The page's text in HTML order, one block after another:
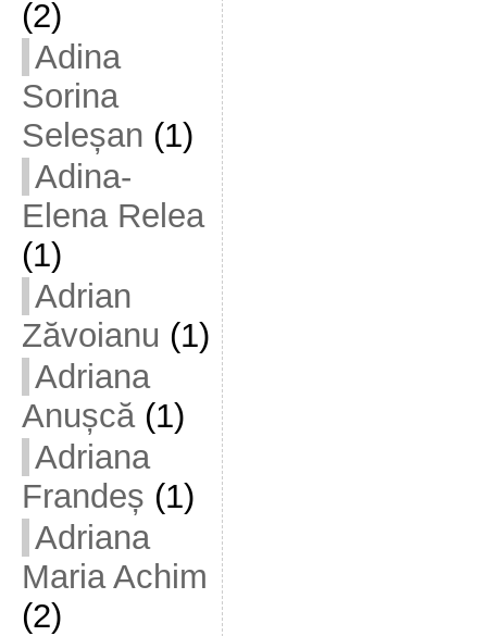
(2)
Adina
Sorina
Seleșan (1)
Adina-
Elena Relea
(1)
Adrian
Zăvoianu (1)
Adriana
Anușcă(1)
Adriana
Frandeș (1)
Adriana
Maria Achim
(2)